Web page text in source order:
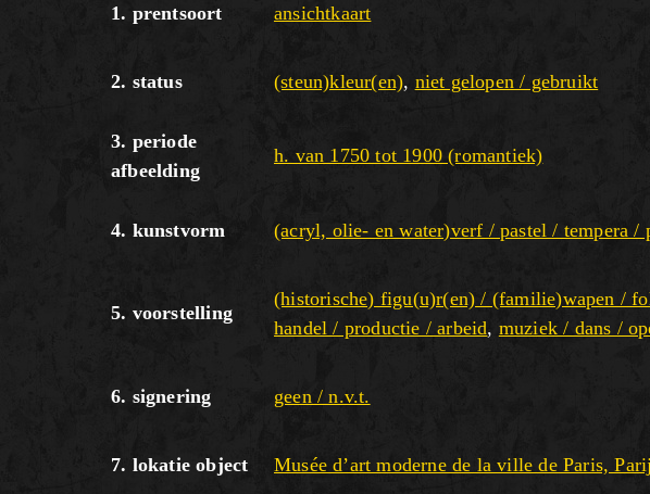
1. prentsoort ansichtkaart
2. status (steun)kleur(en), niet gelopen / gebruikt
3. periode
afbeelding
h. van 1750 tot 1900 (romantiek)
4. kunstvorm (acryl, olie- en water)verf / pastel / tempera /
5. voorstelling
(historische) figu(u)r(en) / (familie)wapen /
handel / productie / arbeid, muziek / dans /
6. signering geen / n.v.t.
7. lokatie object Musée d’art moderne de la ville de Paris,